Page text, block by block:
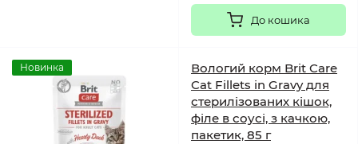
До кошика
Новинка
Вологий корм Brit Care
Cat Fillets in Gravy для
стерилізованих кішок,
філе в соусі, з качкою,
пакетик, 85 г